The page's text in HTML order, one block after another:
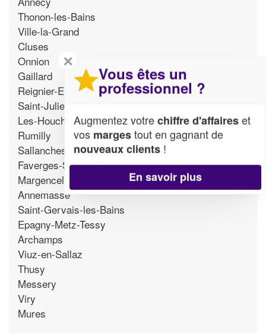
Thonon-les-Bains
Ville-la-Grand
Cluses
Onnion
Gaillard
Reignier-Esery
Saint-Julien-en-Genevois
Les-Houches
Rumilly
Sallanches
Faverges-Seythenex
Margencel
Annemasse
Saint-Gervais-les-Bains
Epagny-Metz-Tessy
Archamps
Viuz-en-Sallaz
Thusy
Messery
Viry
Mures
✕
Vous êtes un
professionnel ?
Augmentez votrechiffre d'affaireset
vos margestout en gagnant de
nouveaux clients !
En savoir plus